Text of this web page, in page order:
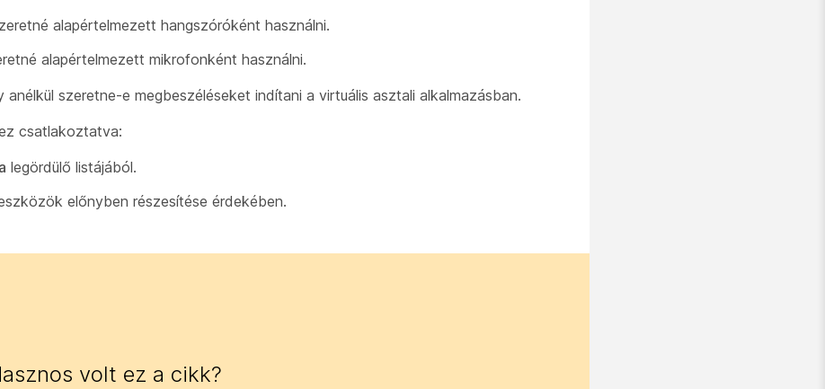
alapértelmezett hangszóróként használni.
alapértelmezett mikrofonként használni.
szeretne-e megbeszéléseket indítani a virtuális asztali alkalmazásban.
csatlakoztatva:
legördülő listájából.
előnyben részesítése érdekében.
volt ez a cikk?